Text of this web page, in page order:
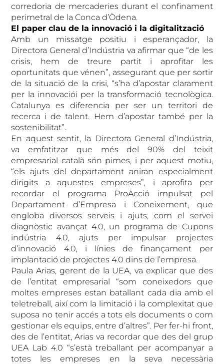
corredoria de mercaderies durant el confinament
perimetral de la Conca d’Òdena.
El paper clau de la innovació i la digitalització
Amb un missatge positiu i esperançador, la
Directora General d’Indústria va afirmar que “de les
crisis, hem de treure partit i aprofitar les
oportunitats que vénen”, assegurant que per sortir
de la situació de la crisi, “s’ha d’apostar clarament
per la innovaciói per la transformació tecnològica.
Catalunya es diferencia per ser un territori de
recerca i de talent. Hem d’apostar també per la
sostenibilitat”.
En aquest sentit, la Directora General d’Indústria,
va emfatitzar que més del 90% del teixit
empresarial català són pimes, i per aquest motiu,
“els ajuts del departament aniran especialment
dirigits a aquestes empreses”, i aprofita per
recordar el programa ProAcció impulsat pel
Departament d’Empresa i Coneixement, que
engloba diversos serveis i ajuts, com el servei
diagnòstic avançat 4.0, un programa de Cupons
indústria 4.0, ajuts per impulsar projectes
d’innovació 4.0, i línies de finançament per
implantació de projectes 4.0 dins de l’empresa.
Paula Arias, gerent de la UEA, va explicar que des
de l’entitat empresarial “som coneixedors que
moltes empreses estan batallant cada dia amb el
teletreball, així com la limitació i la complexitat que
suposa no tenir accés a tots els documents o com
gestionar els equips, entre d’altres”. Per fer-hi front,
des de l’entitat, Arias va recordar que des del grup
UEA Lab 4.0 “s’està treballant per acompanyar a
totes les empreses en la seva necessària